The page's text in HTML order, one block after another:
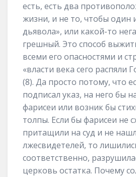
есть, есть два
жизни, и не то, чтобы один
дьявола», или какой-то
грешный. Это способ
всеми его опасностями и
«власти века сего распяли
(8). Да просто потому, что
подписал указ, на него бы
фарисеи или возник бы
толпы. Если бы фарисеи не
притащили на суд и не
лжесвидетелей, то
соответственно,
церковь остатка. Почему